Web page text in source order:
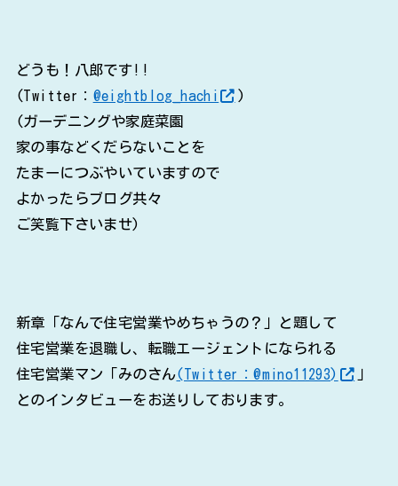
どうも！八郎です!!
(Twitter： @eightblog_hachi
)
(ガーデニングや家庭菜園
家の事などくだらないことを
たまーにつぶやいていますので
よかったらブログ共々
ご笑覧下さいませ)
新章「なんで住宅営業やめちゃうの？」と題して
住宅営業を退職し、転職エージェントになられる
住宅営業マン「みのさん(Twitter：@mino11293)
」
とのインタビューをお送りしております。